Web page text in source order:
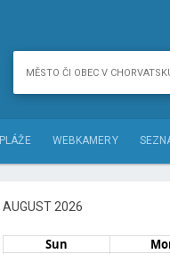
PLÁŽE WEBKAMERY
AUGUST 2026
Sun